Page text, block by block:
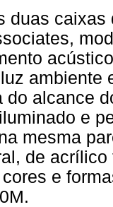
duas
ambiente
do alcance
e
mesma
de
e